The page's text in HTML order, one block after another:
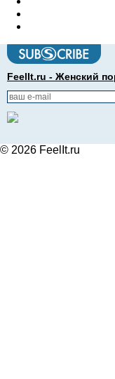
FeelIt.ru - Женский
© 2026 FeelIt.ru